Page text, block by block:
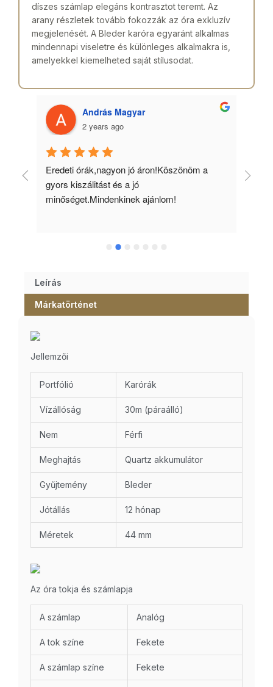
díszes számlap elegáns kontrasztot teremt. Az
arany részletek tovább fokozzák az óra exkluzív
megjelenését. A Bleder karóra egyaránt alkalmas
mindennapi viseletre és különleges alkalmakra is,
amelyekkel kiemelheted saját stílusodat.
András Magyar
2 years ago
Eredeti órák,nagyon jó áron!Köszönöm a
gyors kiszálitást és a jó
minőséget.Mindenkinek ajánlom!
Leírás
Márkatörténet
Jellemzői
Portfólió Karórák
Vízállóság 30m (páraálló)
Nem Férfi
Meghajtás Quartz akkumulátor
Gyűjtemény Bleder
Jótállás 12 hónap
Méretek 44 mm
Az óra tokja és számlapja
A számlap Analóg
A tok színe Fekete
A számlap színe Fekete